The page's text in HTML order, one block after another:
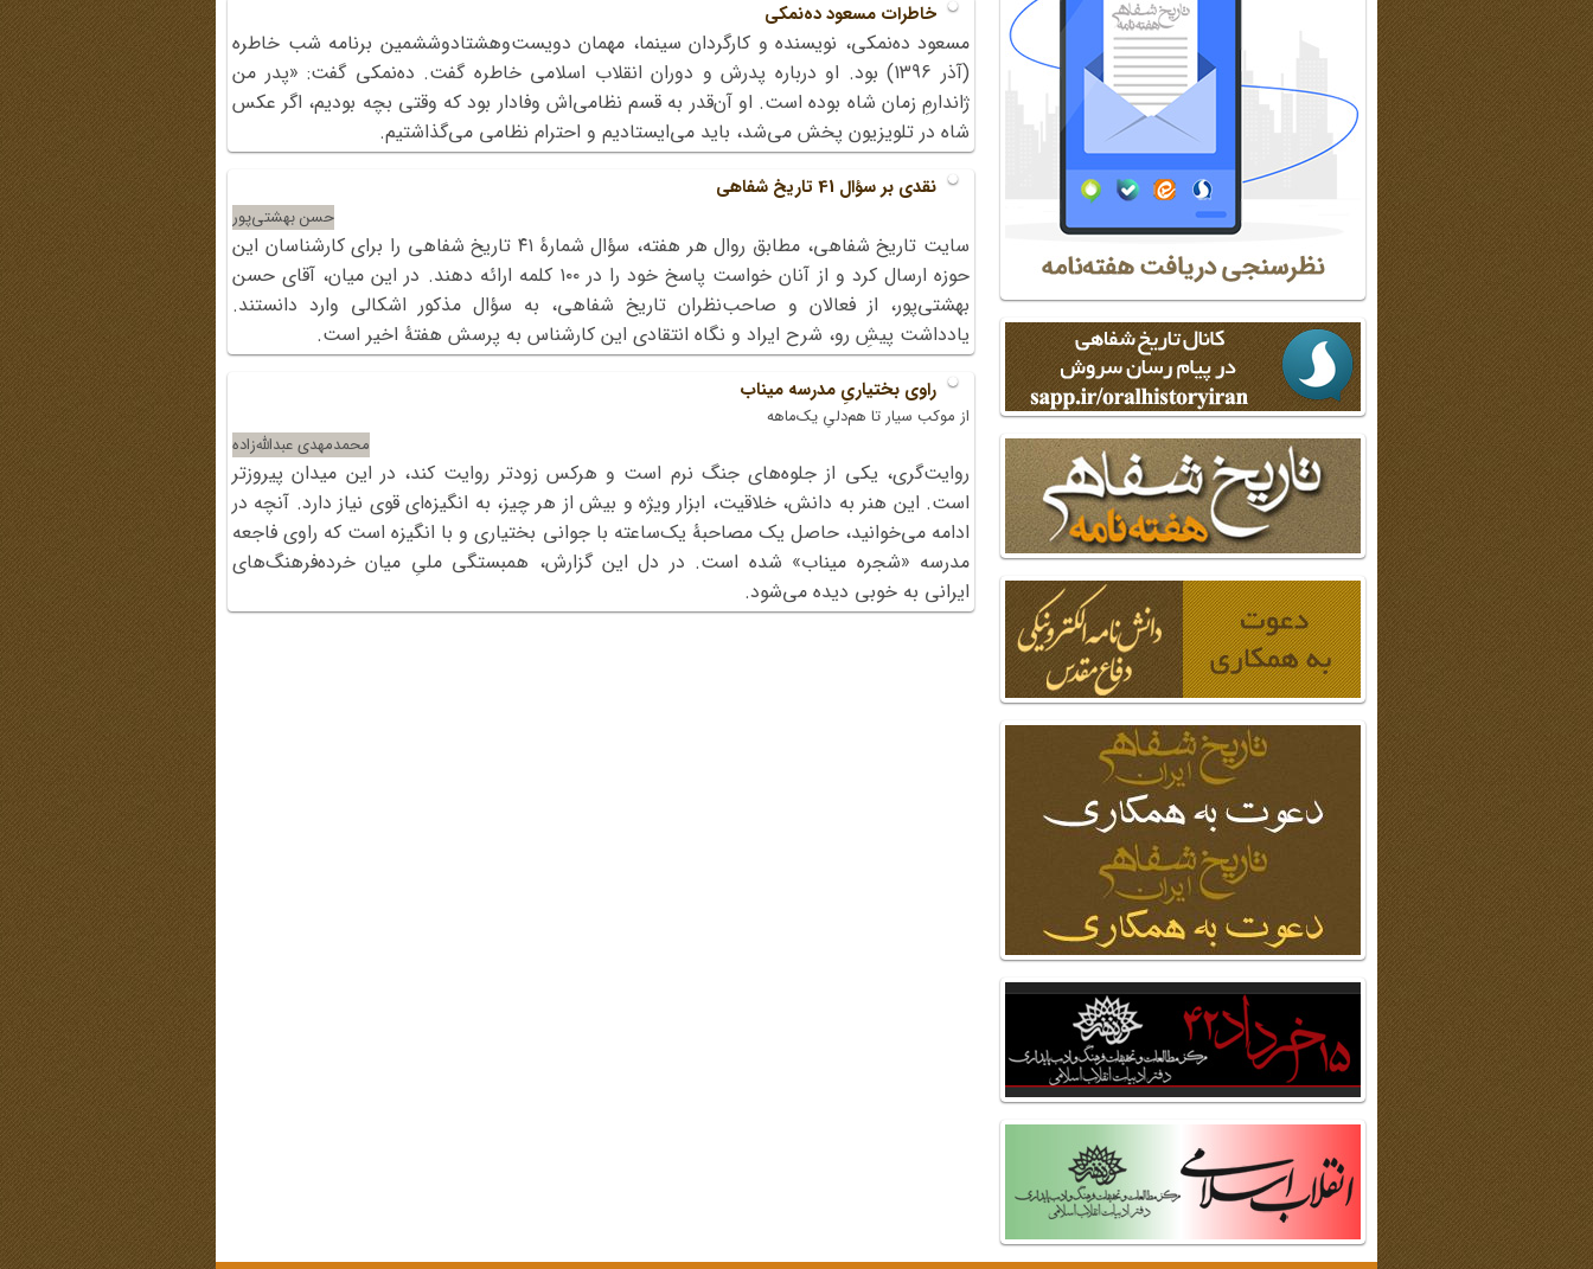
خاطرات مسعود ده‌نمکی
مسعود ده‌نمکی، نویسنده و کارگردان سینما، مهمان دویست‌وهشتادوششمین برنامه شب خاطره
(آذر 1396) بود. او درباره پدرش و دوران انقلاب اسلامی خاطره گفت. ده‌نمکی گفت: «پدر من
ژاندارمِ زمان شاه بوده است. او آن‌قدر به قسم نظامی‌اش وفادار بود که وقتی بچه بودیم، اگر عکس
شاه در تلویزیون پخش می‌شد، باید می‌ایستادیم و احترام نظامی ‌می‌گذاشتیم.
نقدی بر سؤال 41 تاریخ شفاهی
حسن بهشتی‌پور
سایت تاریخ شفاهی، مطابق روال هر هفته، سؤال شمارۀ ۴۱ تاریخ شفاهی را برای کارشناسان این
حوزه ارسال کرد و از آنان خواست پاسخ خود را در ۱۰۰ کلمه ارائه دهند. در این میان، آقای حسن
بهشتی‌پور، از فعالان و صاحب‌نظران تاریخ شفاهی، به سؤال مذکور اشکالی وارد دانستند.
یادداشت پیشِ رو، شرح ایراد و نگاه انتقادی این کارشناس به پرسش هفتۀ اخیر است.
راوی بختیاریِ مدرسه میناب
از موکب سیار تا هم‌دلیِ یک‌ماهه
محمدمهدی عبدالله‌زاده
روایت‌گری، یکی از جلوه‌های جنگ نرم است و هرکس زودتر روایت کند، در این میدان پیروزتر
است. این هنر به دانش، خلاقیت، ابزار ویژه و بیش از هر چیز، به انگیزه‌ای قوی نیاز دارد. آنچه در
ادامه می‌خوانید، حاصل یک مصاحبۀ یک‌ساعته با جوانی بختیاری و با انگیزه است که راوی فاجعه‌
مدرسه‌ «شجره میناب» شده است. در دل این گزارش، همبستگی ملیِ میان خرده‌فرهنگ‌های
ایرانی به خوبی دیده می‌شود.